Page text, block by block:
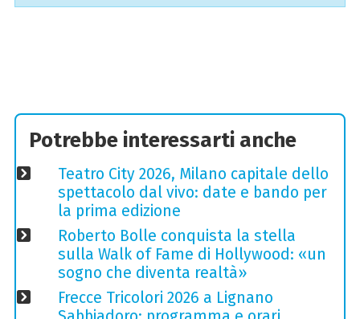
Potrebbe interessarti anche
Teatro City 2026, Milano capitale dello
spettacolo dal vivo: date e bando per
la prima edizione
Roberto Bolle conquista la stella
sulla Walk of Fame di Hollywood: «un
sogno che diventa realtà»
Frecce Tricolori 2026 a Lignano